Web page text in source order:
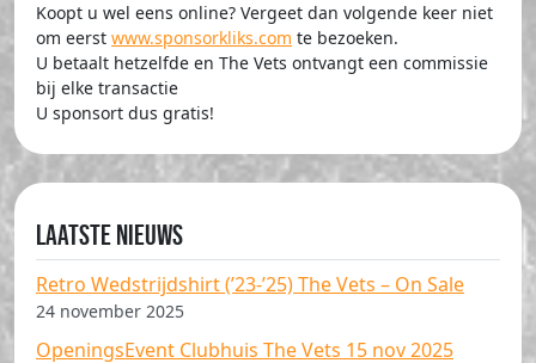
Koopt u wel eens online? Vergeet dan volgende keer niet
om eerst www.sponsorkliks.com te bezoeken.
U betaalt hetzelfde en The Vets ontvangt een commissie
bij elke transactie
U sponsort dus gratis!
Laatste nieuws
Retro Wedstrijdshirt (’23-’25) The Vets – On Sale
24 november 2025
OpeningsEvent Clubhuis The Vets 15 nov 2025